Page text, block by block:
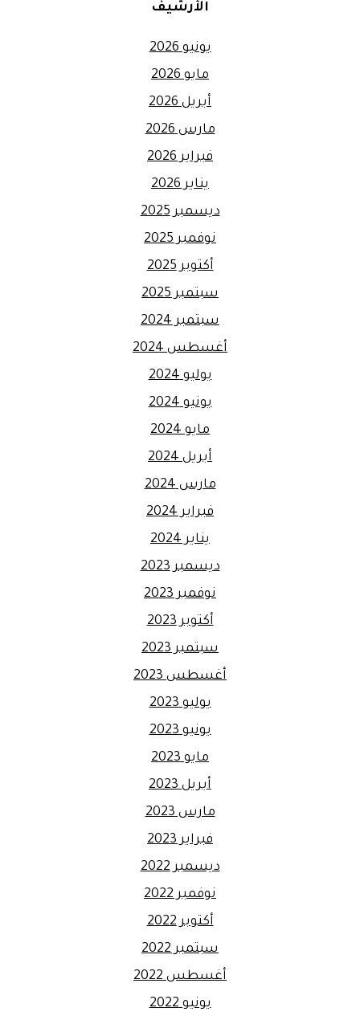
الأرشيف
يونيو 2026
مايو 2026
أبريل 2026
مارس 2026
فبراير 2026
يناير 2026
ديسمبر 2025
نوفمبر 2025
أكتوبر 2025
سبتمبر 2025
سبتمبر 2024
أغسطس 2024
يوليو 2024
يونيو 2024
مايو 2024
أبريل 2024
مارس 2024
فبراير 2024
يناير 2024
ديسمبر 2023
نوفمبر 2023
أكتوبر 2023
سبتمبر 2023
أغسطس 2023
يوليو 2023
يونيو 2023
مايو 2023
أبريل 2023
مارس 2023
فبراير 2023
ديسمبر 2022
نوفمبر 2022
أكتوبر 2022
سبتمبر 2022
أغسطس 2022
يونيو 2022